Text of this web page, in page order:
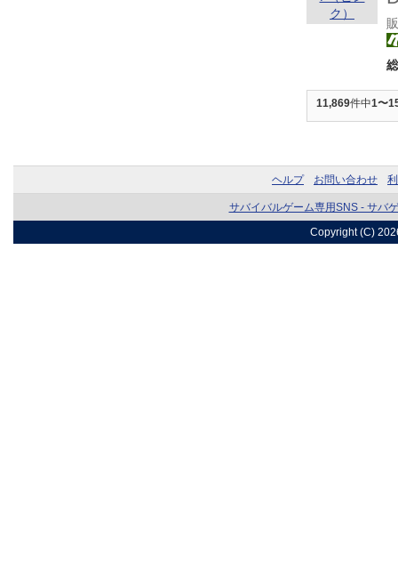
11,869件中1〜
ヘルプ お問い合わせ
サバイバルゲーム専用SNS - サバ
Copyright (C)